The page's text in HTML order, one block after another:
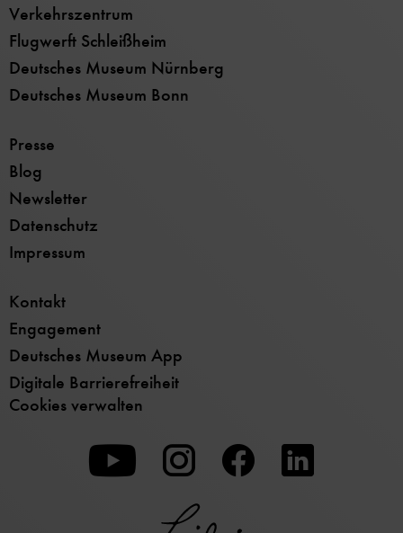
Verkehrszentrum
Flugwerft Schleißheim
Deutsches Museum Nürnberg
Deutsches Museum Bonn
Presse
Blog
Newsletter
Datenschutz
Impressum
Kontakt
Engagement
Deutsches Museum App
Digitale Barrierefreiheit
Cookies verwalten
Zu
unserer
Youtube-
Seite
Zu
unserer
Instagram-
Seite
Zu
unserer